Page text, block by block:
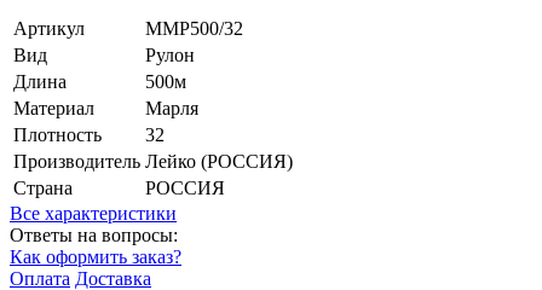
Артикул
ММР500/32
Вид
Рулон
Длина
500м
Материал
Марля
Плотность
32
Производитель Лейко (РОССИЯ)
Страна
РОССИЯ
Все характеристики
Ответы на вопросы:
Как оформить заказ?
Оплата Доставка